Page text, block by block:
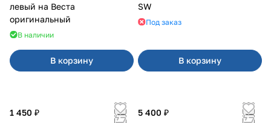
левый на Веста
оригинальный
В наличии
В корзину
SW
Под заказ
В корзину
1 450 ₽ 5 400 ₽